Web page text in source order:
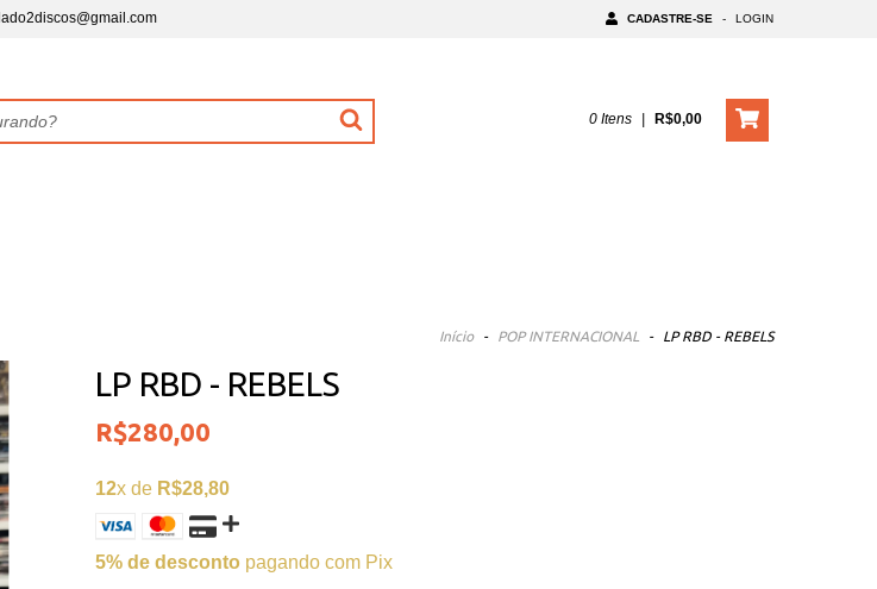
lado2discos@gmail.com CADASTRE-SE - LOGIN
0Itens | R$0,00
Início - POP INTERNACIONAL - LP RBD - REBELS
LP RBD - REBELS
R$280,00
12x de R$28,80
5% de desconto pagando com Pix